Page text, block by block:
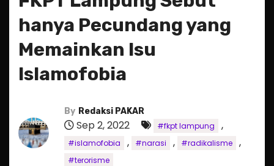
hanya Pecundang yang
Memainkan Isu
Islamofobia
By Redaksi PAKAR
Sep 2, 2022 #fkpt lampung ,
#islamofobia , #narasi , #radikalisme ,
#terorisme